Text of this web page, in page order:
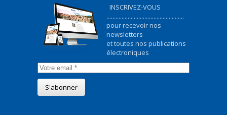
INSCRIVEZ-VOUS
...................................................
pour recevoir nos
newsletters
et toutes nos publications
électroniques